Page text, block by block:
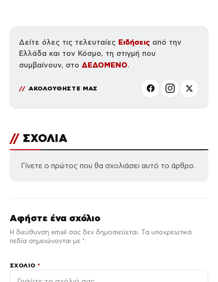
Δείτε όλες τις τελευταίες Ειδήσεις από την
Ελλάδα και τον Κόσμο, τη στιγμή που
συμβαίνουν, στο ΔΕΔΟΜΕΝΟ.
ΑΚΟΛΟΥΘΗΣΤΕ ΜΑΣ
// ΣΧΟΛΙΑ
Γίνετε ο πρώτος που θα σχολιάσει αυτό το άρθρο.
Αφήστε ένα σχόλιο
Η διεύθυνση email σας δεν δημοσιεύεται. Τα υποχρεωτικά
πεδία σημειώνονται με *.
ΣΧΌΛΙΟ*